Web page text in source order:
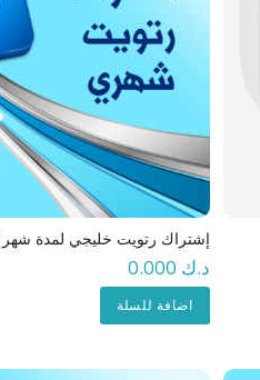
إشتراك رتويت خليجي لمدة شهر 3 تغريدات باليوم
د.ك 0.000
اضافة للسلة